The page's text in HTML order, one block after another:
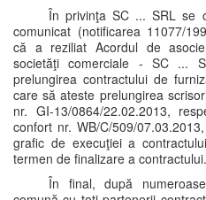
În privinţa SC ... SRL se
comunicat (notificarea 11077/
că a reziliat Acordul de
societăţi comerciale - SC ...
prelungirea contractului de
care să ateste prelungirea
nr. GI-13/0864/22.02.2013,
confort nr. WB/C/509/
grafic de execuţiei a
termen de finalizare a contractului.
În final, după